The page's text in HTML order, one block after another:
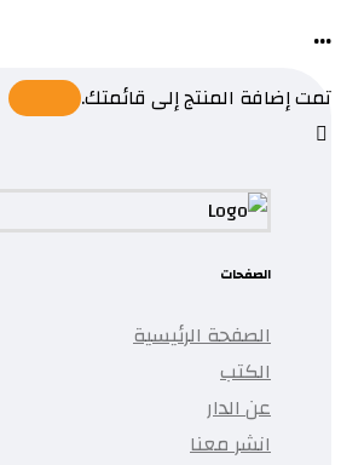
...
تمت إضافة المنتج إلى قائمتك.
الصفحات
الصفحة الرئيسية
الكتب
عن الدار
انشر معنا